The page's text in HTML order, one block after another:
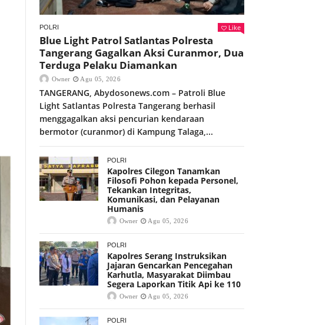
POLRI Like
Blue Light Patrol Satlantas Polresta
Tangerang Gagalkan Aksi Curanmor, Dua
Terduga Pelaku Diamankan
Owner Agu 05, 2026
TANGERANG, Abydosonews.com – Patroli Blue
Light Satlantas Polresta Tangerang berhasil
menggagalkan aksi pencurian kendaraan
bermotor (curanmor) di Kampung Talaga,...
POLRI
Kapolres Cilegon Tanamkan
Filosofi Pohon kepada Personel,
Tekankan Integritas,
Komunikasi, dan Pelayanan
Humanis
Owner Agu 05, 2026
POLRI
Kapolres Serang Instruksikan
Jajaran Gencarkan Pencegahan
Karhutla, Masyarakat Diimbau
Segera Laporkan Titik Api ke 110
Owner Agu 05, 2026
POLRI